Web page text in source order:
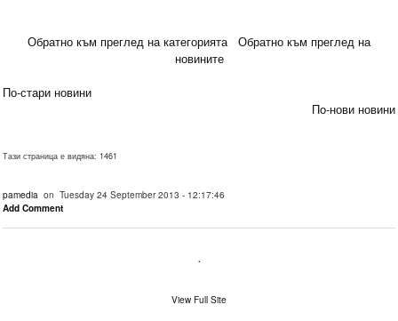
Обратно към преглед на категорията
Обратно към преглед на
новините
По-стари новини
По-нови новини
Тази страница е видяна: 1461
pamedia on Tuesday 24 September 2013 - 12:17:46
Add Comment
.
View Full Site